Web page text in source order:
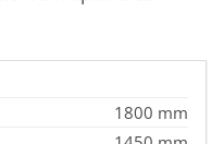
1800 mm